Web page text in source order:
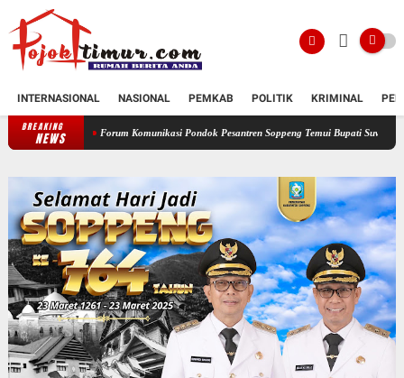
INTERNASIONAL NASIONAL PEMKAB POLITIK KRIMINAL
BREAKING
NEWS
Forum Komunikasi Pondok Pesantren Soppeng Temui Bupati Suwardi Haseng